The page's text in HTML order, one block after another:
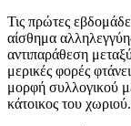
Τις πρώτες
αίσθημα
αντιπαράθεση
μερικές φορές
μορφή συλλογικού
κάτοικος του χωριού.